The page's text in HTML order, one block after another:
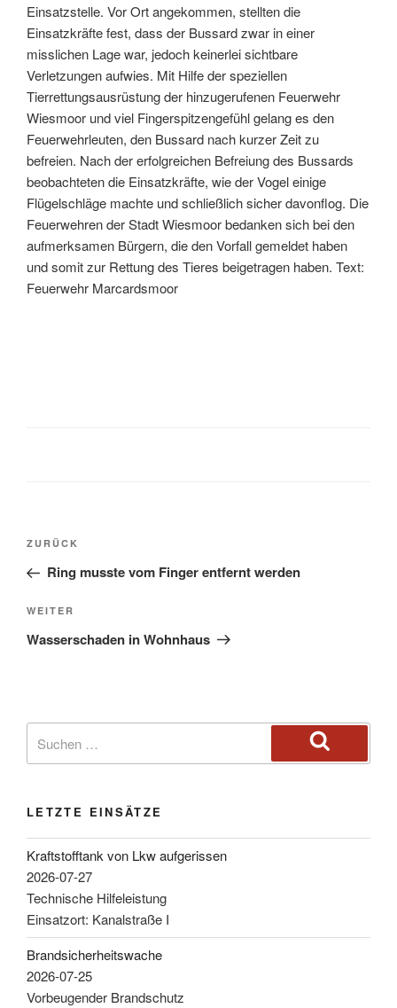
Einsatzstelle. Vor Ort angekommen, stellten die
Einsatzkräfte fest, dass der Bussard zwar in einer
misslichen Lage war, jedoch keinerlei sichtbare
Verletzungen aufwies. Mit Hilfe der speziellen
Tierrettungsausrüstung der hinzugerufenen Feuerwehr
Wiesmoor und viel Fingerspitzengefühl gelang es den
Feuerwehrleuten, den Bussard nach kurzer Zeit zu
befreien. Nach der erfolgreichen Befreiung des Bussards
beobachteten die Einsatzkräfte, wie der Vogel einige
Flügelschläge machte und schließlich sicher davonflog. Die
Feuerwehren der Stadt Wiesmoor bedanken sich bei den
aufmerksamen Bürgern, die den Vorfall gemeldet haben
und somit zur Rettung des Tieres beigetragen haben. Text:
Feuerwehr Marcardsmoor
ZURÜCK
Ring musste vom Finger entfernt werden
WEITER
Wasserschaden in Wohnhaus
LETZTE EINSÄTZE
Kraftstofftank von Lkw aufgerissen
2026-07-27
Technische Hilfeleistung
Einsatzort: Kanalstraße I
Brandsicherheitswache
2026-07-25
Vorbeugender Brandschutz